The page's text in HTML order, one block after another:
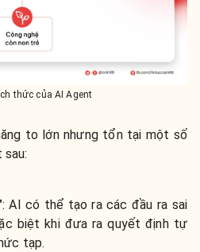
thức của AI Agent
to lớn nhưng tổn tại một số
: AI có thể tạo ra các đầu ra sai
biệt khi đưa ra quyết định tự
tạp.